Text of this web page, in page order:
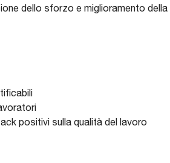
dello sforzo e miglioramento
positivi sulla qualità del lavoro